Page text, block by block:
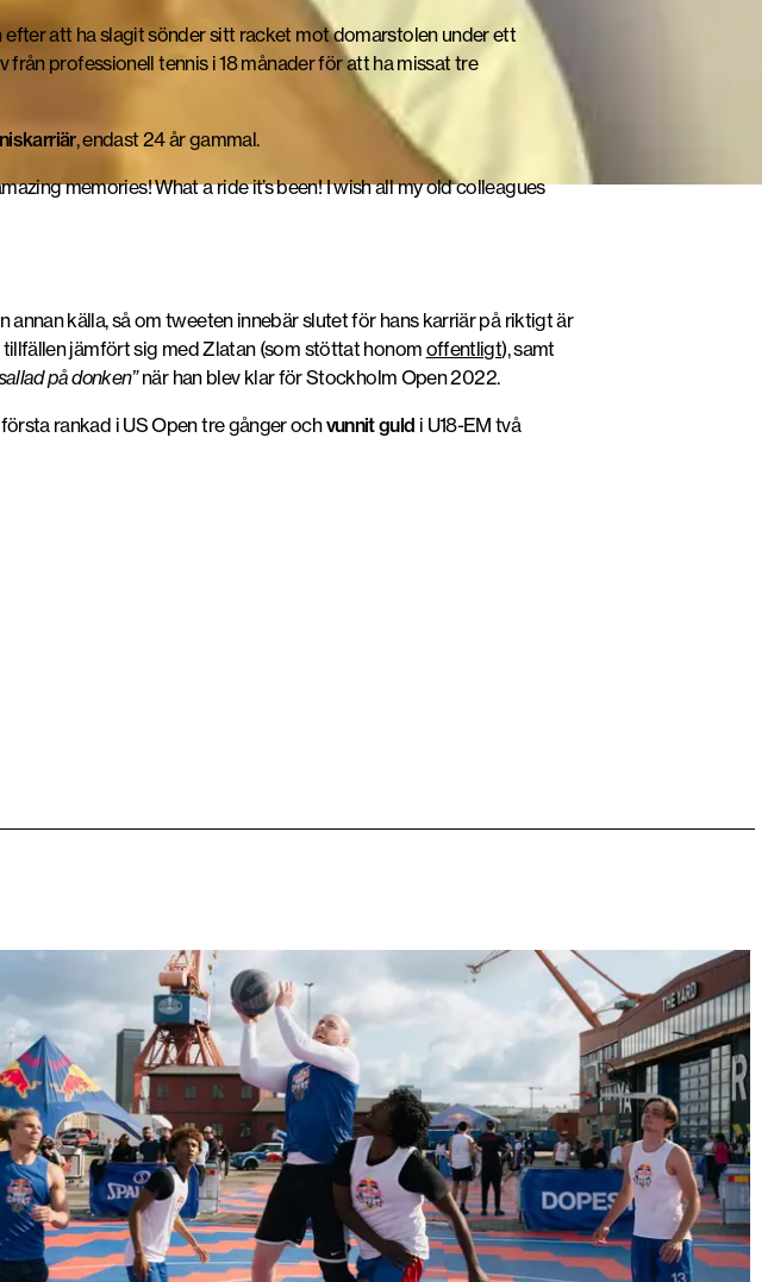
att ha slagit sönder sitt racket mot domarstolen under ett
från professionell tennis i 18 månader för att ha missat tre
, endast 24 år gammal.
memories! What a ride it’s been! I wish all my old colleagues
källa, så om tweeten innebär slutet för hans karriär på riktigt är
jämfört sig med Zlatan (som stöttat honom offentligt), samt
på donken”när han blev klar för Stockholm Open 2022.
rankad i US Open tre gånger ochvunnit guld i U18-EM två